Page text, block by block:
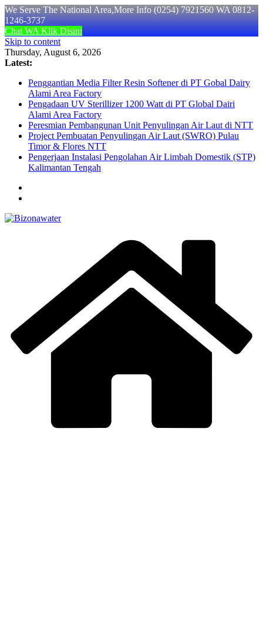
We Serve The National Area,More Info (0254) 7921560 WA 0812-
1246-3737
Chat WA Klik Disini
Skip to content
Thursday, August 6, 2026
Latest:
Penggantian Media Filter Resin Softener di PT Gobal Dairy
Alami Area Factory
Pengadaan UV Sterillizer 1200 Watt di PT Global Dairi
Alami Area Factory
Peresmian Pembangunan Unit Penyulingan Air Laut di NTT
Project Pembuatan Penyulingan Air Laut (SWRO) Pulau
Timor & Flores NTT
Pengerjaan Instalasi Pengolahan Air Limbah Domestik (STP)
Kalimantan Tengah